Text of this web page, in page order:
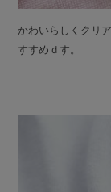
かわいらしくクリ
すすめｄす。